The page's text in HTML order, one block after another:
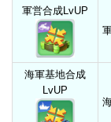
軍営合成LvUP
海軍基地合成
LvUP